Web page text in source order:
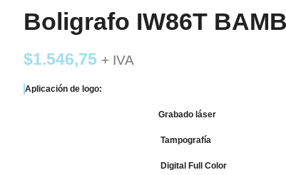
Boligrafo IW86T
$1.546,75 + IVA
Aplicación de logo:
Grabado láser
Tampografía
Digital Full Color